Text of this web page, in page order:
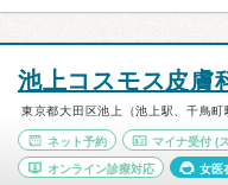
池上コスモス皮膚
東京都大田区池上（池上駅、千鳥町
ネット予約 マイナ受付(
オンライン診療対応 女医